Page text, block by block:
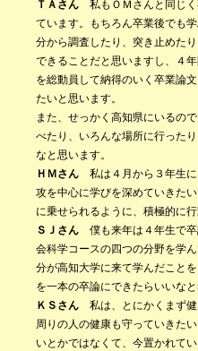
ＴＡさん 私もＯＭさんと同じ
ています。もちろん卒業後でも
分から調査したり、突き止めた
できることだと思いますし、４
を総動員して納得のいく卒業論
たいと思います。
また、せっかく高知県にいるの
べたり、いろんな場所に行った
なと思います。
ＨＭさん 私は４月から３年生
攻を中心に学びを深めていきた
に乗せられるように、積極的に行
ＳＪさん 僕も来年は４年生で
会科学コースの四つの分野を学
分が高知大学に来て学んだこと
を一本の卒論にできたらいいなと
ＫＳさん 私は、とにかくまず健
周りの人の健康も守っていきた
いとかではなくて、今置かれて